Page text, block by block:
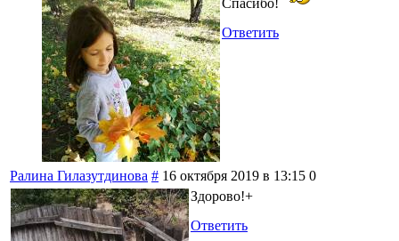
Ответить
Ралина Гилазутдинова # 16 октября 2019 в 13:15 0
Здорово!+
Ответить